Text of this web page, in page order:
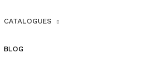
CATALOGUES
BLOG